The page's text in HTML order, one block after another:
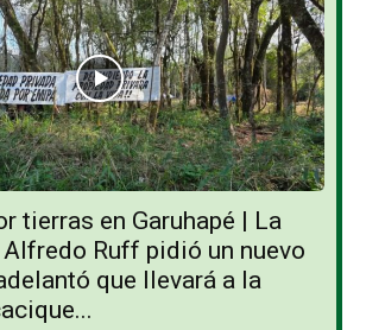
tierras en Garuhapé | La
Ruff pidió un nuevo
que llevará a la